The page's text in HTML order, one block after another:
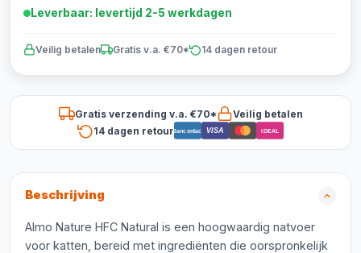
Leverbaar: levertijd 2-5 werkdagen
Veilig betalen Gratis v.a. €70* 14 dagen retour
Gratis verzending v.a. €70*
Veilig betalen
14 dagen retourBancontact VISA iDEAL
Beschrijving
Almo Nature HFC Natural is een hoogwaardig natvoer
voor katten, bereid met ingrediënten die oorspronkelijk